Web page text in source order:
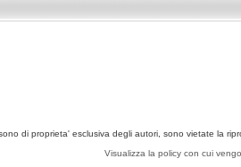
di proprieta' esclusiva degli autori, sono vietate la
Visualizza la policy con cui